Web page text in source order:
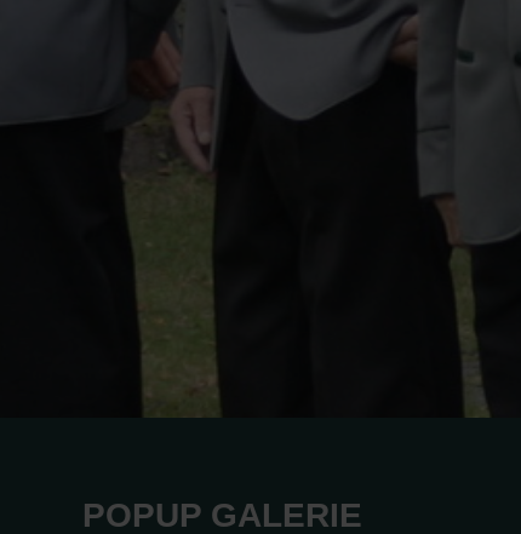
POPUP GALERIE